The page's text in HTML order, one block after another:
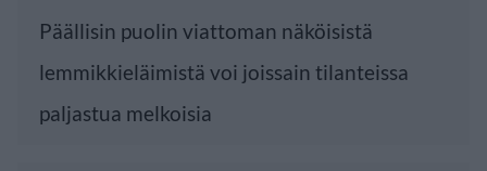
Päällisin puolin viattoman näköisistä
lemmikkieläimistä voi joissain tilanteissa
paljastua melkoisia